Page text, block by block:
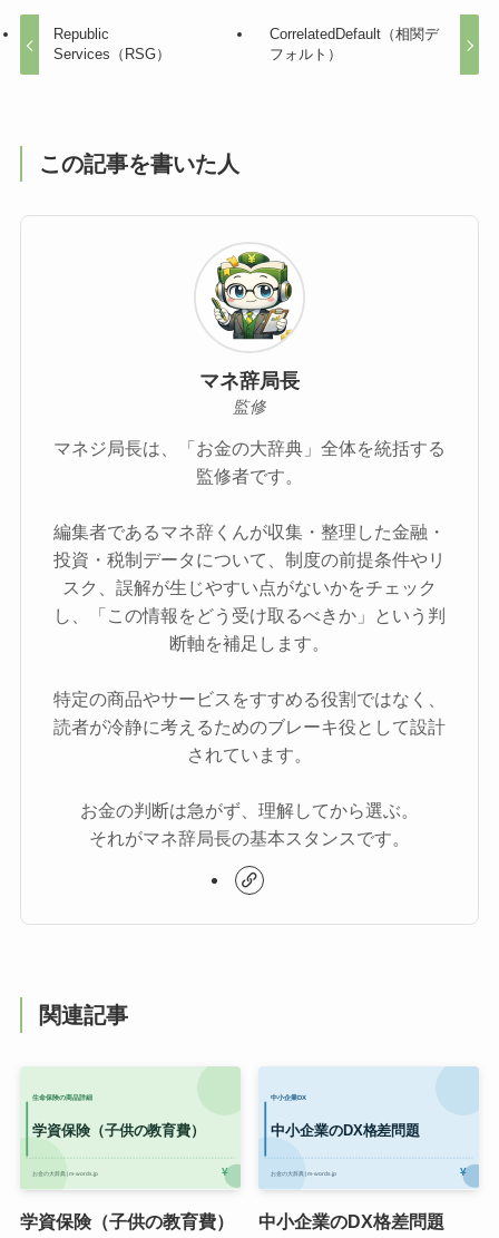
Republic
Services（RSG）
CorrelatedDefault（相関デ
フォルト）
この記事を書いた人
マネ辞局長
監修
マネジ局長は、「お金の大辞典」全体を統括する
監修者です。
編集者であるマネ辞くんが収集・整理した金融・
投資・税制データについて、制度の前提条件やリ
スク、誤解が生じやすい点がないかをチェック
し、「この情報をどう受け取るべきか」という判
断軸を補足します。
特定の商品やサービスをすすめる役割ではなく、
読者が冷静に考えるためのブレーキ役として設計
されています。
お金の判断は急がず、理解してから選ぶ。
それがマネ辞局長の基本スタンスです。
関連記事
学資保険（子供の教育費） 中小企業のDX格差問題